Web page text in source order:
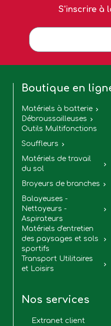
S'inscrire à
Boutique en
Matériels à batterie 
Débroussailleuses 
Outils Multifonctions
Souffleurs 
Matériels de travail
du sol

Broyeurs de branches 
Balayeuses -
Nettoyeurs -
Aspirateurs

Matériels d'entretien
des paysages et sols
sportifs

Transport Utilitaires
et Loisirs

Nos services
Extranet client